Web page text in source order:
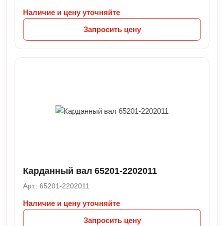
Наличие и цену уточняйте
Запросить цену
Карданный вал 65201-2202011
Арт.: 65201-2202011
Наличие и цену уточняйте
Запросить цену